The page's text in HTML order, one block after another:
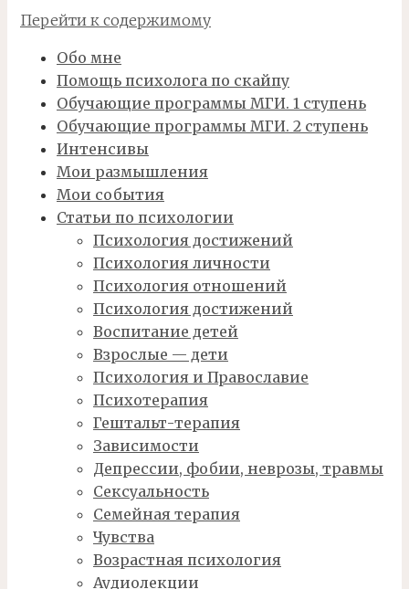
Перейти к содержимому
Обо мне
Помощь психолога по скайпу
Обучающие программы МГИ. 1 ступень
Обучающие программы МГИ. 2 ступень
Интенсивы
Мои размышления
Мои события
Статьи по психологии
Психология достижений
Психология личности
Психология отношений
Психология достижений
Воспитание детей
Взрослые — дети
Психология и Православие
Психотерапия
Гештальт-терапия
Зависимости
Депрессии, фобии, неврозы, травмы
Сексуальность
Семейная терапия
Чувства
Возрастная психология
Аудиолекции